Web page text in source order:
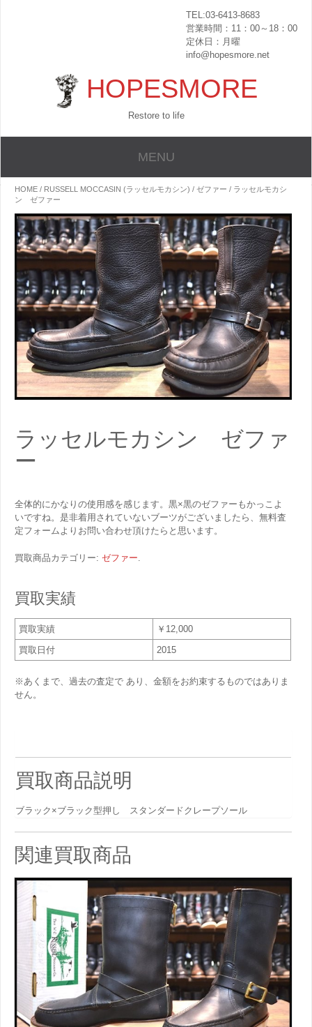
TEL:03-6413-8683
営業時間：11：00～18：00
定休日：月曜
info@hopesmore.net
HOPESMORE
Restore to life
MENU
HOME / RUSSELL MOCCASIN (ラッセルモカシン) / ゼファー / ラッセルモカシ
ン ゼファー
ラッセルモカシン ゼファ
ー
全体的にかなりの使用感を感じます。黒×黒のゼファーもかっこよ
いですね。是非着用されていないブーツがございましたら、無料査
定フォームよりお問い合わせ頂けたらと思います。
買取商品カテゴリー: ゼファー
買取実績
買取実績
￥12,000
買取日付
2015
※あくまで、過去の査定で あり、金額をお約束するものではありま
せん。
買取商品説明
ブラック×ブラック型押し スタンダードクレープソール
関連買取商品